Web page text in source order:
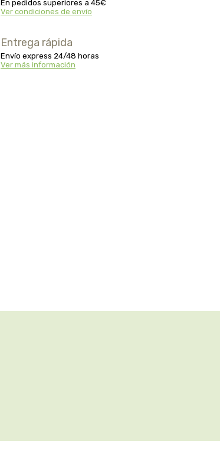
En pedidos superiores a 45€
Ver condiciones de envío
Entrega rápida
Envío express 24/48 horas
Ver más información